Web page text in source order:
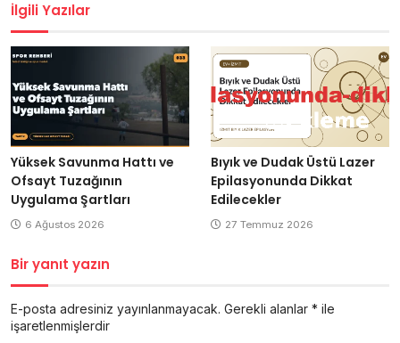
İlgili Yazılar
Yüksek Savunma Hattı ve
Ofsayt Tuzağının
Uygulama Şartları
6 Ağustos 2026
Bıyık ve Dudak Üstü Lazer
Epilasyonunda Dikkat
Edilecekler
27 Temmuz 2026
Bir yanıt yazın
E-posta adresiniz yayınlanmayacak. Gerekli alanlar * ile
işaretlenmişlerdir